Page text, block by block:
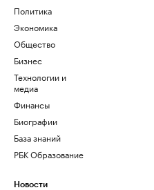
Политика
Экономика
Общество
Бизнес
Технологии и
медиа
Финансы
Биографии
База знаний
РБК Образование
Новости